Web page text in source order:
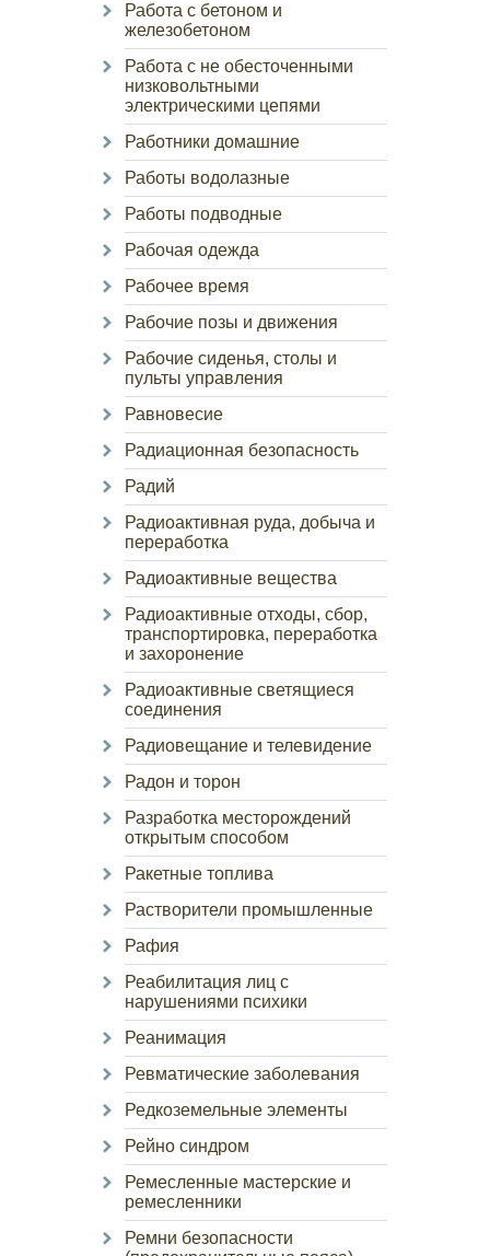
Работа с бетоном и
железобетоном
Работа с не обесточенными
низковольтными
электрическими цепями
Работники домашние
Работы водолазные
Работы подводные
Рабочая одежда
Рабочее время
Рабочие позы и движения
Рабочие сиденья, столы и
пульты управления
Равновесие
Радиационная безопасность
Радий
Радиоактивная руда, добыча и
переработка
Радиоактивные вещества
Радиоактивные отходы, сбор,
транспортировка, переработка
и захоронение
Радиоактивные светящиеся
соединения
Радиовещание и телевидение
Радон и торон
Разработка месторождений
открытым способом
Ракетные топлива
Растворители промышленные
Рафия
Реабилитация лиц с
нарушениями психики
Реанимация
Ревматические заболевания
Редкоземельные элементы
Рейно синдром
Ремесленные мастерские и
ремесленники
Ремни безопасности